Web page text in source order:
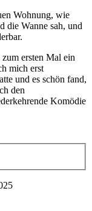
Wohnung, wie
die Wanne sah, und
ersten Mal ein
mich erst
und es schön fand,
den
Komödie